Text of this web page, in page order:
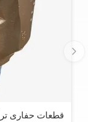
قطعات حفاری